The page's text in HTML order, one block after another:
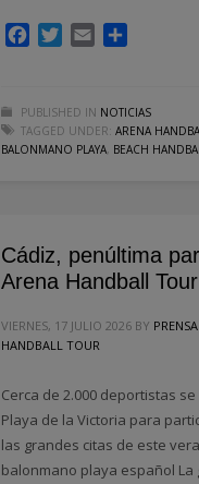
FacebookTwitter
Email
PUBLISHED IN NOTICIAS
TAGGED UNDER: ARENA
BALONMANO PLAYA, BEACH
Cádiz, penúltima
Arena Handball
VIERNES, 17 JULIO 2026 BY
HANDBALL TOUR
Cerca de 2.000 deportistas
Playa de la Victoria para
las grandes citas de este
balonmano playa español La